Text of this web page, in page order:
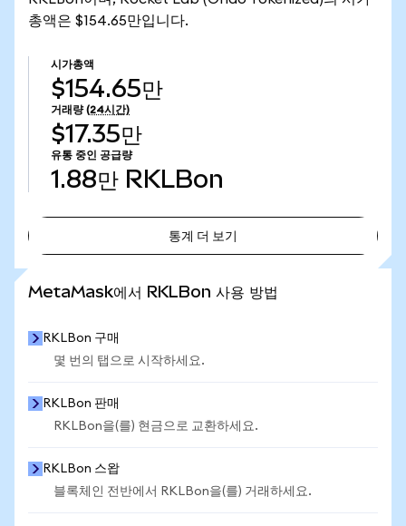
총액은 $154.65만입니다.
시가총액
$154.65만
거래량 (24시간)
$17.35만
유통 중인 공급량
1.88만 RKLBon
통계 더 보기
MetaMask에서 RKLBon 사용 방법
RKLBon 구매
몇 번의 탭으로 시작하세요.
RKLBon 판매
RKLBon을(를) 현금으로 교환하세요.
RKLBon 스왑
블록체인 전반에서 RKLBon을(를) 거래하세요.